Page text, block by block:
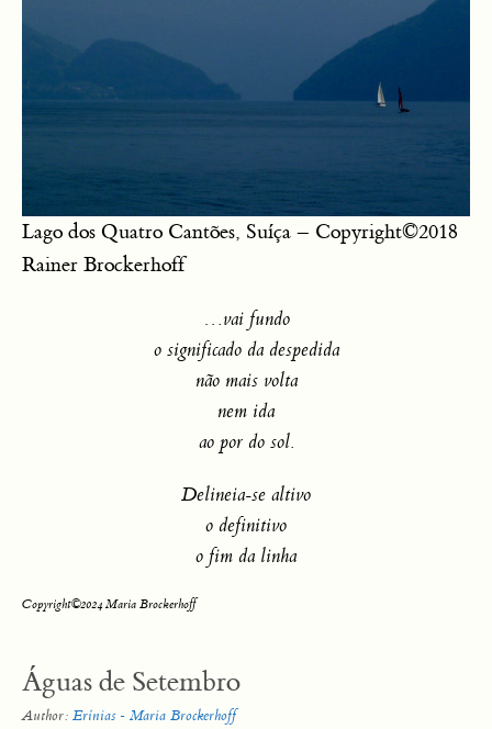
Lago dos Quatro Cantões, Suíça – Copyright©2018
Rainer Brockerhoff
…vai fundo
o significado da despedida
não mais volta
nem ida
ao por do sol.
Delineia-se altivo
o definitivo
o fim da linha
Copyright©2024 Maria Brockerhoff
Águas de Setembro
Author: Erínias - Maria Brockerhoff